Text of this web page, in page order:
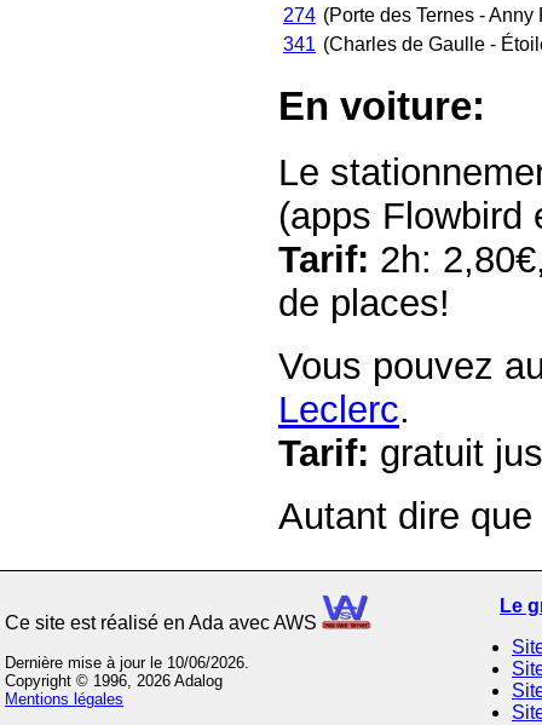
274 (Porte des Ternes -
341 (Charles de Gaulle -
En voiture:
Le
(apps Flowbird
Tarif: 2h:
de places!
Vous pouvez
Leclerc.
Tarif: gratuit
Autant dire
Ce site est réalisé en Ada avec AWS
Dernière mise à jour le 10/06/2026.
Copyright © 1996, 2026 Adalog
Mentions légales
Le